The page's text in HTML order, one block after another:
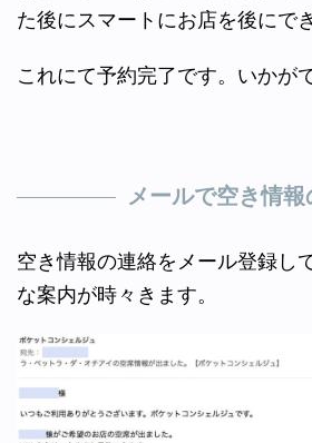
た後にスマートにお店を後にで
これにて予約完了です。いかが
メールで空き情報
空き情報の連絡をメール登録し
な案内が時々きます。